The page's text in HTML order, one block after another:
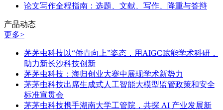
论文写作全程指南：选题、文献、写作、降重与答辩
产品动态
更多>
茅茅虫科技以“侨青向上”姿态，用AIGC赋能学术科研，
助力新长沙科技创新
茅茅虫科技：海归创业大赛中展现学术新势力
茅茅虫科技出席生成式人工智能大模型监管政策和安全
标准宣贯会
茅茅虫科技携手湖南大学工管院，共探 AI 产业发展新